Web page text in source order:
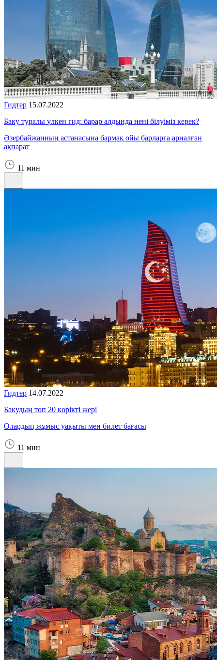
Гидтер 15.07.2022
Баку туралы үлкен гид: барар алдында нені білуіміз керек?
Әзербайжанның астанасына бармақ ойы барларға арналған
ақпарат
11 мин
Гидтер 14.07.2022
Бакудың топ 20 көрікті жері
Олардың жұмыс уақыты мен билет бағасы
11 мин